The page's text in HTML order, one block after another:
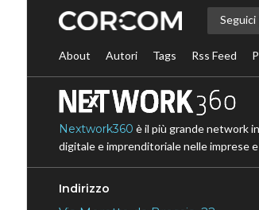
Seguici
About Autori Tags Rss Feed
Nextwork360 è il più grande network
digitale e imprenditoriale nelle imprese
Indirizzo